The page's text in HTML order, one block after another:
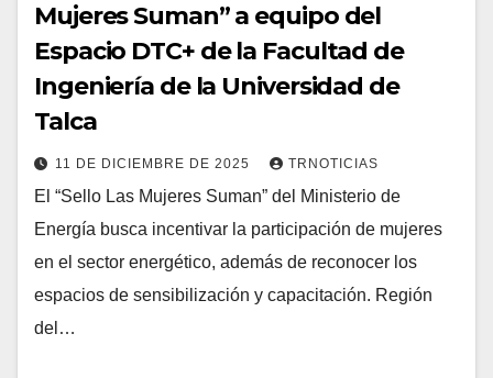
Mujeres Suman” a equipo del
Espacio DTC+ de la Facultad de
Ingeniería de la Universidad de
Talca
11 DE DICIEMBRE DE 2025 TRNOTICIAS
El “Sello Las Mujeres Suman” del Ministerio de
Energía busca incentivar la participación de mujeres
en el sector energético, además de reconocer los
espacios de sensibilización y capacitación. Región
del…